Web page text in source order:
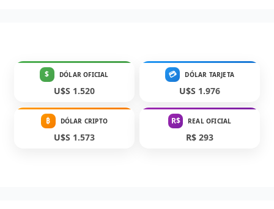
$ DÓLAR OFICIAL
U$S 1.520
💳 DÓLAR TARJETA
U$S 1.976
₿ DÓLAR CRIPTO
U$S 1.573
R$ REAL OFICIAL
R$ 293